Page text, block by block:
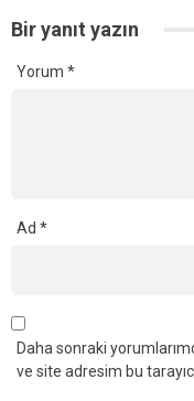
Bir yanıt yazın
Yorum *
Ad *
Daha sonraki
ve site adresim bu